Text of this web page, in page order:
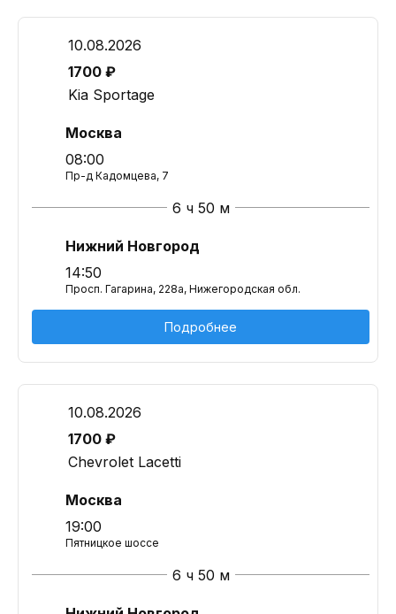
10.08.2026
1700 ₽
Kia Sportage
Москва
08:00
Пр-д Кадомцева, 7
6 ч 50 м
Нижний Новгород
14:50
Просп. Гагарина, 228а, Нижегородская обл.
Подробнее
10.08.2026
1700 ₽
Chevrolet Lacetti
Москва
19:00
Пятницкое шоссе
6 ч 50 м